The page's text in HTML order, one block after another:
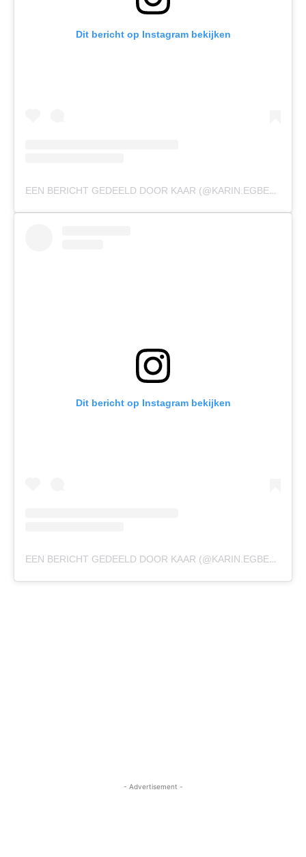
Dit bericht op Instagram bekijken
EEN BERICHT GEDEELD DOOR KAAR (@KARIN.EGBERTS)
Dit bericht op Instagram bekijken
EEN BERICHT GEDEELD DOOR KAAR (@KARIN.EGBERTS)
- Advertisement -